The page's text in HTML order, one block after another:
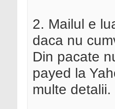
2. Mailul e
daca nu
Din pacate
payed la
multe detalii.